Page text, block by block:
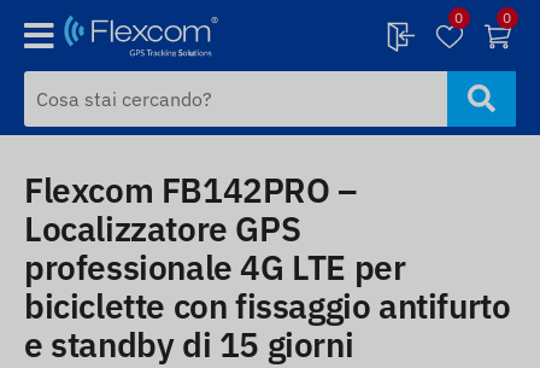
0 0
Flexcom FB142PRO –
Localizzatore GPS
professionale 4G LTE per
biciclette con fissaggio antifurto
e standby di 15 giorni